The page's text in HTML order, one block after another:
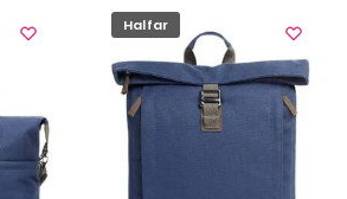
variaties.
Deze
optie
kan
gekozen
worden
Halfar